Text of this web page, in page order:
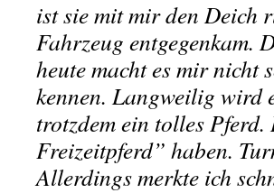
ist sie mit mir den Deich
Fahrzeug entgegenkam.
heute macht es mir nicht
kennen. Langweilig wird
trotzdem ein tolles
Freizeitpferd” haben.
Allerdings merkte ich